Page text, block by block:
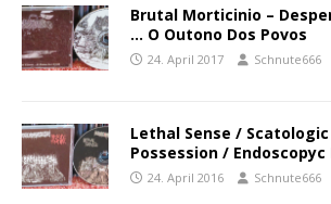
Brutal Morticinio ‎–
… O Outono Dos Povos
24. April 2017 Schnute666
Lethal Sense /
Possession /
24. April 2016 Schnute666